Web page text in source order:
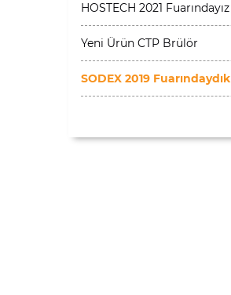
HOSTECH 2021 Fuarındayız
Yeni Ürün CTP Brülör
SODEX 2019 Fuarındaydık